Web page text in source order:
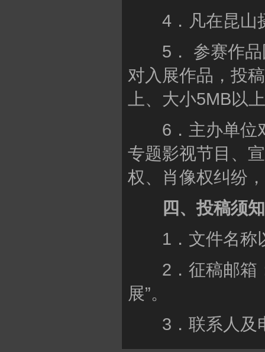
4．凡在昆山摄
5． 参赛作品
对入展作品，投
上、大小5MB以
6．主办单位对
专题影视节目、
权、肖像权纠纷
四、投稿须
1．文件名称以
2．征稿邮箱
展”。
3．联系人及